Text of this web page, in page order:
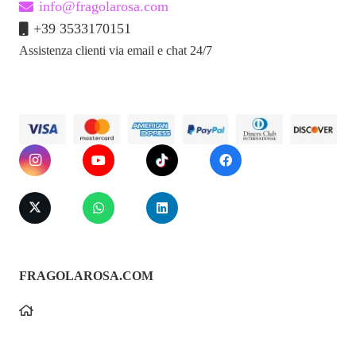
info@fragolarosa.com
+39 3533170151
Assistenza clienti via email e chat 24/7
FRAGOLAROSA.COM